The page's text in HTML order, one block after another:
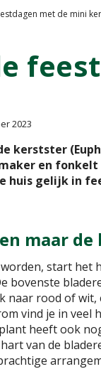
met de mini
2023
kerstster
en fonkelt
huis gelijk in
maar de
start het
bovenste
naar rood of wit,
vind je in veel
heeft ook
van de